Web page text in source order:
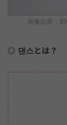
画像出典：
댄스とは？